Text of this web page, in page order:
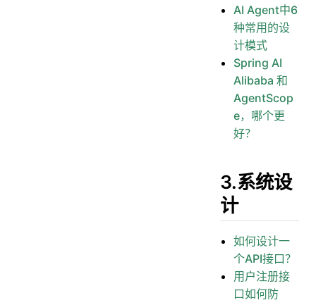
AI Agent中6
种常用的设
计模式
Spring AI
Alibaba 和
AgentScop
e，哪个更
好？
3.系统设
计
如何设计一
个API接口？
用户注册接
口如何防